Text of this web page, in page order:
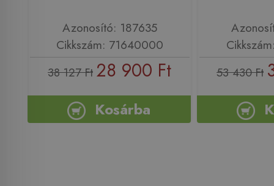
Azonosító: 187635
Cikkszám: 71640000
38 127 Ft 28 900 Ft
Kosárba
53 430 Ft